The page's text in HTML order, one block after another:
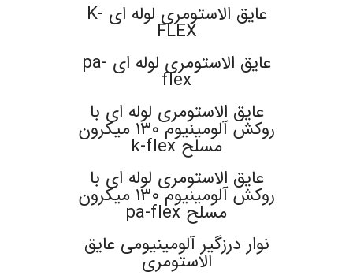
عایق الاستومری لوله ای K-
FLEX
عایق الاستومری لوله ای pa-
flex
عایق الاستومری لوله ای با
روکش آلومینیوم 130 میکرون
مسلح k-flex
عایق الاستومری لوله ای با
روکش آلومینیوم 130 میکرون
مسلح pa-flex
نوار درزگیر آلومینیومی عایق
الاستومری